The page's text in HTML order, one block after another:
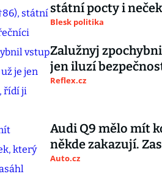
státní pocty i
Blesk politika
Zalužnyj
jen iluzí
Reflex.cz
Audi Q9 mělo mít
někde zakazují.
Auto.cz